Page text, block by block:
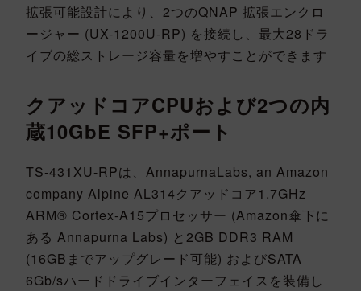
拡張可能設計により、2つのQNAP 拡張エンクロ
ージャー (UX-1200U-RP) を接続し、最大28ドラ
イブの総ストレージ容量を増やすことができます
クアッドコアCPUおよび2つの内
蔵10GbE SFP+ポート
TS-431XU-RPは、AnnapurnaLabs, an Amazon
company Alpine AL314クアッドコア1.7GHz
ARM® Cortex-A15プロセッサー (Amazon傘下に
ある Annapurna Labs) と2GB DDR3 RAM
(16GBまでアップグレード可能) およびSATA
6Gb/sハードドライブインターフェイスを装備し